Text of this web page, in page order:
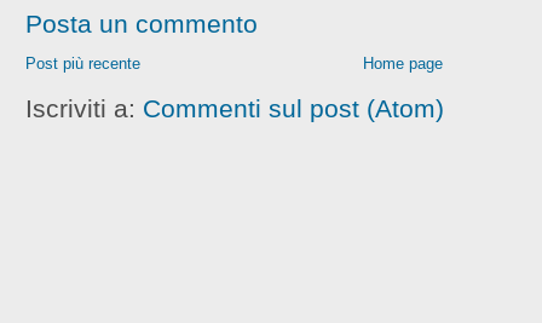
Posta un commento
Post più recente Home page
Iscriviti a: Commenti sul post (Atom)